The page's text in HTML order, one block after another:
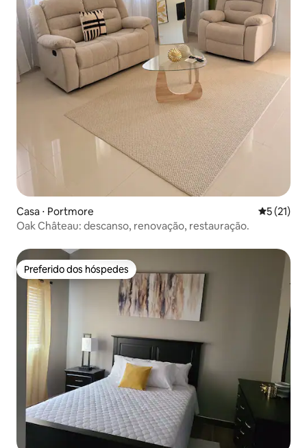
Casa ⋅ Portmore 5 de uma
5 (21)
Oak Château: descanso, renovação, restauração.
Preferido dos hóspedes
Preferido dos hóspedes